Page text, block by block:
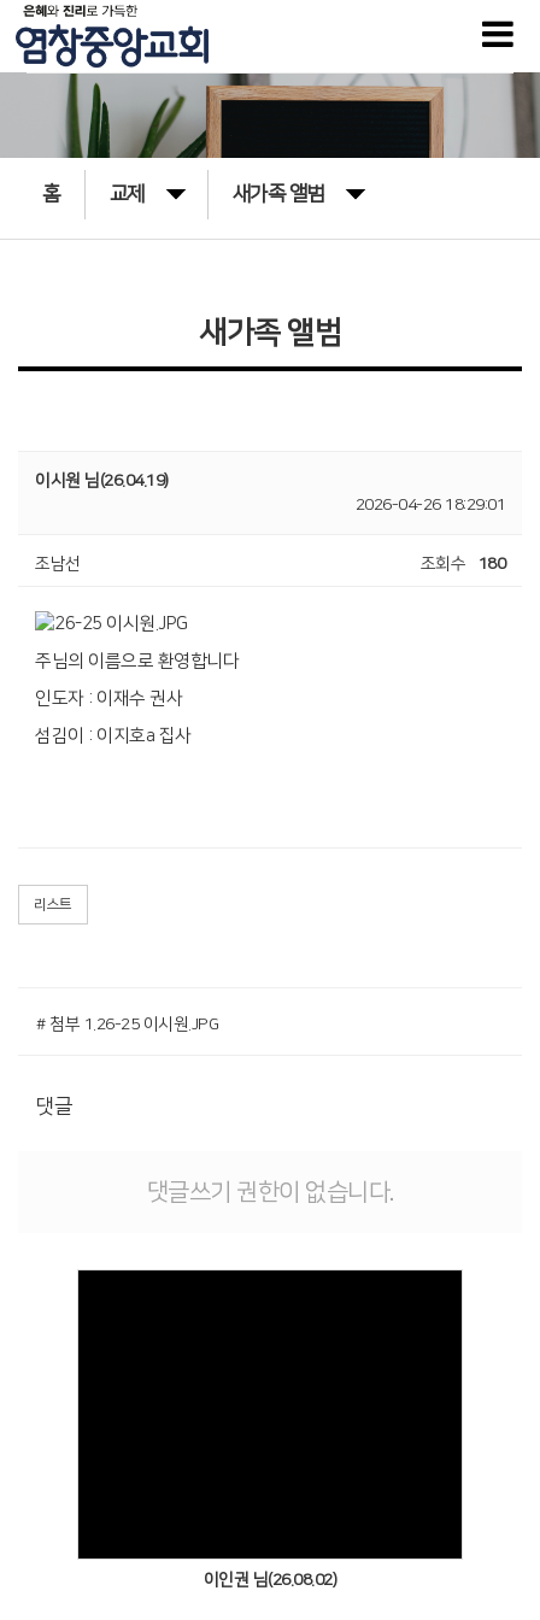
홈 교제 새가족 앨범
새가족 앨범
이시원 님(26.04.19)
2026-04-26 18:29:01
조남선 조회수 180
주님의 이름으로 환영합니다
인도자 : 이재수 권사
섬김이 : 이지호a 집사
리스트
# 첨부 1.26-25 이시원.JPG
댓글
댓글쓰기 권한이 없습니다.
이인권 님(26.08.02)